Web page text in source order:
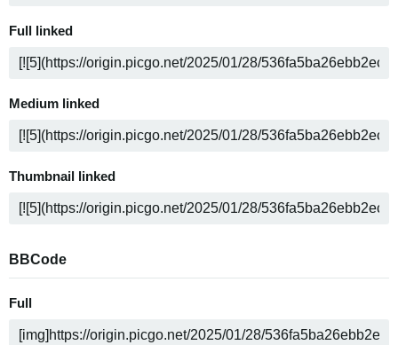
Full linked
Medium linked
Thumbnail linked
BBCode
Full